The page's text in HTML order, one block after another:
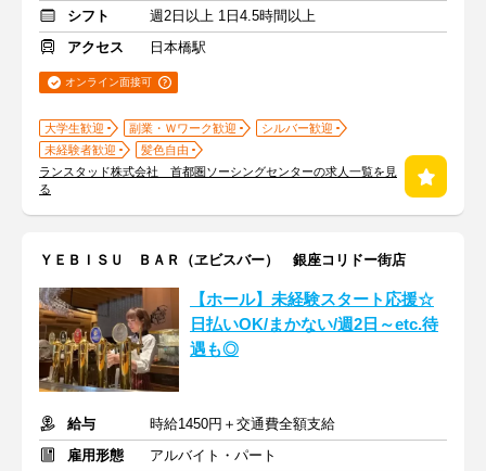
シフト
週2日以上 1日4.5時間以上
アクセス
日本橋駅
オンライン面接可
大学生歓迎 副業・Ｗワーク歓迎
シルバー歓迎
未経験者歓迎
髪色自由
ランスタッド株式会社 首都圏ソーシングセンターの求人一覧を見
る
ＹＥＢＩＳＵ ＢＡＲ（ヱビスバー） 銀座コリドー街店
【ホール】未経験スタート応援☆
日払いOK/まかない/週2日～etc.待
遇も◎
給与
時給1450円＋交通費全額支給
雇用形態
アルバイト・パート